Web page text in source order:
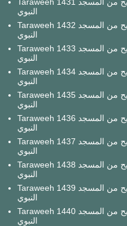
النبوي
Taraweeh 1432 صلاة التراويح من المسجد
النبوي
Taraweeh 1433 صلاة التراويح من المسجد
النبوي
Taraweeh 1434 صلاة التراويح من المسجد
النبوي
Taraweeh 1435 صلاة التراويح من المسجد
النبوي
Taraweeh 1436 صلاة التراويح من المسجد
النبوي
Taraweeh 1437 صلاة التراويح من المسجد
النبوي
Taraweeh 1438 صلاة التراويح من المسجد
النبوي
Taraweeh 1439 صلاة التراويح من المسجد
النبوي
Taraweeh 1440 صلاة التراويح من المسجد
النبوي